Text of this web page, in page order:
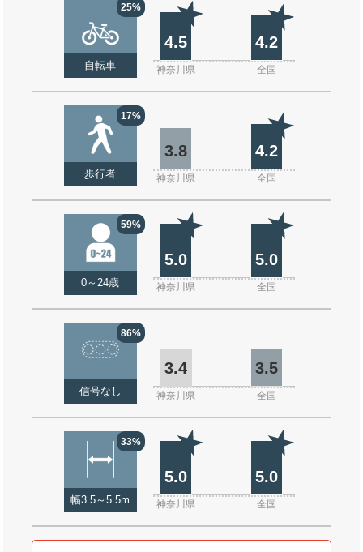
25%
自転車
4.5 4.2
神奈川県 全国
17%
歩行者
3.8 4.2
神奈川県 全国
59%
0～24歳
5.0 5.0
神奈川県 全国
86%
信号なし
3.4 3.5
神奈川県 全国
33%
幅3.5～5.5m
5.0 5.0
神奈川県 全国